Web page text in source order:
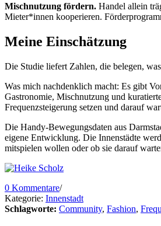
Mischnutzung fördern. Handel allein
Mieter*innen kooperieren.
Meine Einschätzung
Die Studie liefert Zahlen, die belegen,
Was mich nachdenklich macht: Es gibt
Gastronomie, Mischnutzung und
Frequenzsteigerung setzen und darauf
Die Handy-Bewegungsdaten aus
eigene Entwicklung. Die Innenstädte
mitspielen wollen oder ob sie darauf
0 Kommentare/
Kategorie: Innenstadt
Schlagworte: Community, Fashion,